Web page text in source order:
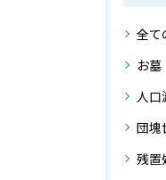
全て
お墓
人口
団塊
残置